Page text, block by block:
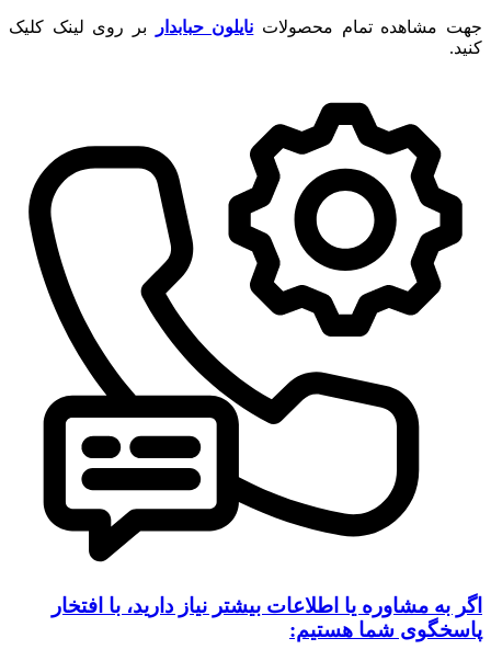
جهت مشاهده تمام محصولات نایلون حبابدار
بر روی لینک کلیک
کنید.
اگر به مشاوره یا اطلاعات بیشتر نیاز دارید، با افتخار
پاسخگوی شما هستیم: